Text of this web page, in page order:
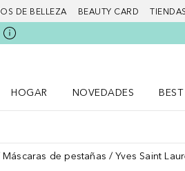
DE BELLEZA BEAUTY CARD TIENDAS
HOGAR
NOVEDADES
BEST
Máscaras de pestañas Yves Saint